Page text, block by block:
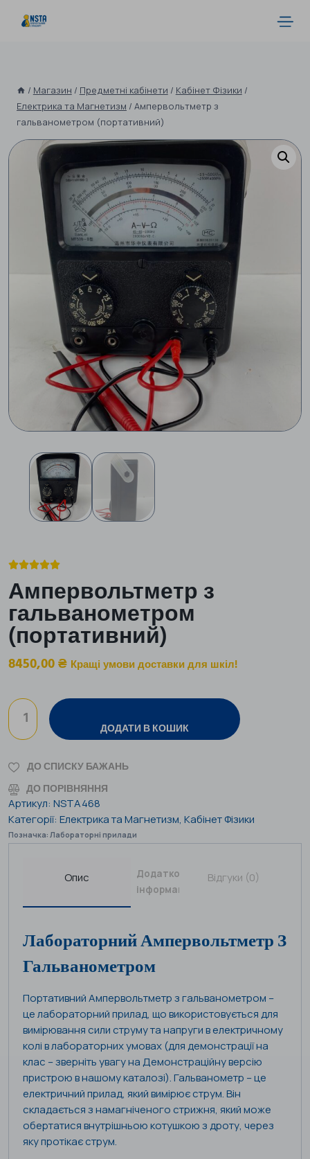
/ Магазин / Предметні кабінети / Кабінет Фізики /
Електрика та Магнетизм / Ампервольтметр з
гальванометром (портативний)

Ампервольтметр з
гальванометром
(портативний)
8450,00₴ Кращі умови доставки для шкіл!
ДОДАТИ В КОШИК
ДО СПИСКУ БАЖАНЬ
ДО ПОРІВНЯННЯ
Артикул: NSTA468
Категорії: Електрика та Магнетизм, Кабінет Фізики
Позначка: Лабораторні прилади
Опис
Додаткова
інформація
Відгуки (0)
Лабораторний Ампервольтметр З
Гальванометром
Портативний Ампервольтметр з гальванометром –
це лабораторний прилад, що використовується для
вимірювання сили струму та напруги в електричному
колі в лабораторних умовах (для демонстрації на
клас – зверніть увагу наДемонстраційну версію
пристроюв нашому каталозі). Гальванометр – це
електричний прилад, який вимірює струм. Він
складається з намагніченого стрижня, який може
обертатися внутрішньою котушкою з дроту, через
яку протікає струм.